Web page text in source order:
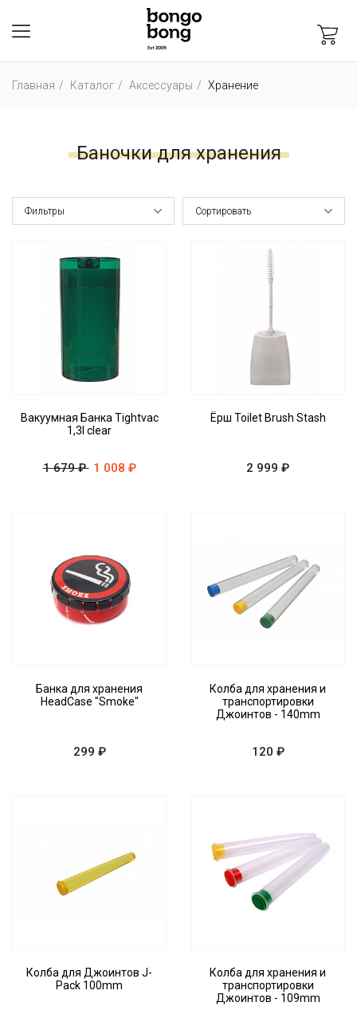
Главная Каталог Аксессуары Хранение
Баночки для хранения
Фильтры Сортировать
Вакуумная Банка Tightvac
1,3l clear
1 679 ₽ 1 008 ₽
Ёрш Toilet Brush Stash
2 999 ₽
Банка для хранения
HeadCase "Smoke"
299 ₽
Колба для хранения и
транспортировки
Джоинтов - 140mm
120 ₽
Колба для Джоинтов J-
Pack 100mm
Колба для хранения и
транспортировки
Джоинтов - 109mm